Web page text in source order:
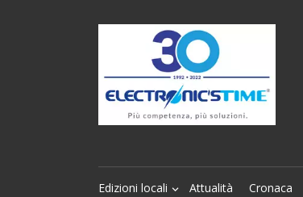
Edizioni locali Attualità Cronaca